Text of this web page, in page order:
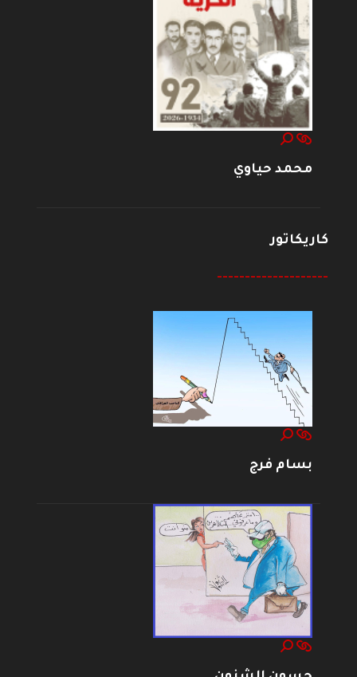
محمد حياوي
كاريكاتور
--------------------
بسام فرج